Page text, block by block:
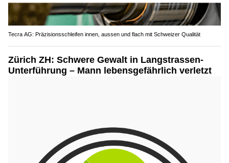
Tecra AG: Präzisionsschleifen innen, aussen und flach mit Schweizer Qualität
Zürich ZH: Schwere Gewalt in Langstrassen-
Unterführung – Mann lebensgefährlich verletzt